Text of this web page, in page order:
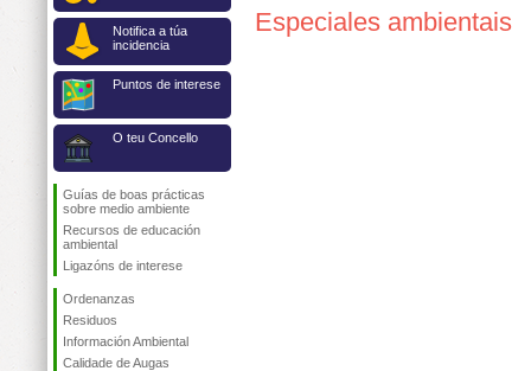
Notifica a túa
incidencia
Puntos de interese
O teu Concello
Guías de boas prácticas
sobre medio ambiente
Recursos de educación
ambiental
Ligazóns de interese
Ordenanzas
Residuos
Información Ambiental
Calidade de Augas
Especiales ambientais